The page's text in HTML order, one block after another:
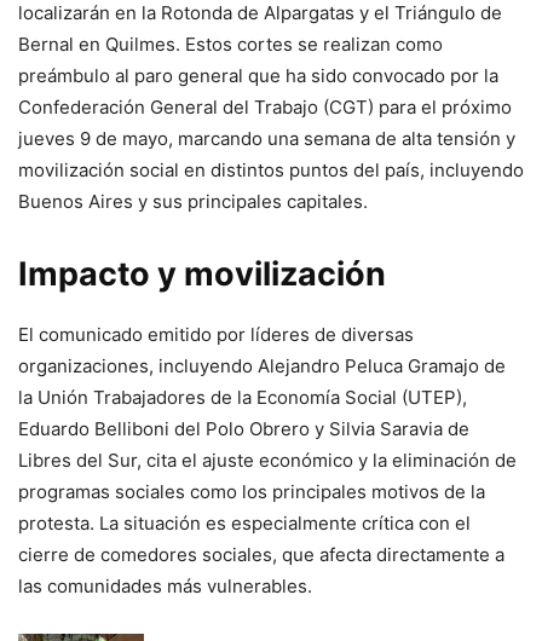
localizarán en la Rotonda de Alpargatas y el Triángulo de
Bernal en Quilmes. Estos cortes se realizan como
preámbulo al paro general que ha sido convocado por la
Confederación General del Trabajo (CGT) para el próximo
jueves 9 de mayo, marcando una semana de alta tensión y
movilización social en distintos puntos del país, incluyendo
Buenos Aires y sus principales capitales.
Impacto y movilización
El comunicado emitido por líderes de diversas
organizaciones, incluyendo Alejandro Peluca Gramajo de
la Unión Trabajadores de la Economía Social (UTEP),
Eduardo Belliboni del Polo Obrero y Silvia Saravia de
Libres del Sur, cita el ajuste económico y la eliminación de
programas sociales como los principales motivos de la
protesta. La situación es especialmente crítica con el
cierre de comedores sociales, que afecta directamente a
las comunidades más vulnerables.